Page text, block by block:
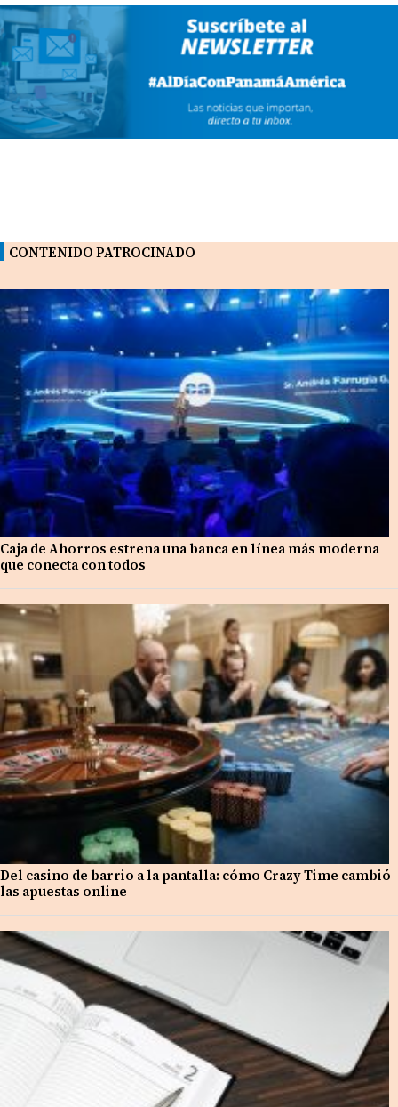
CONTENIDO PATROCINADO
Caja de Ahorros estrena una banca en línea más moderna
que conecta con todos
Del casino de barrio a la pantalla: cómo Crazy Time cambió
las apuestas online